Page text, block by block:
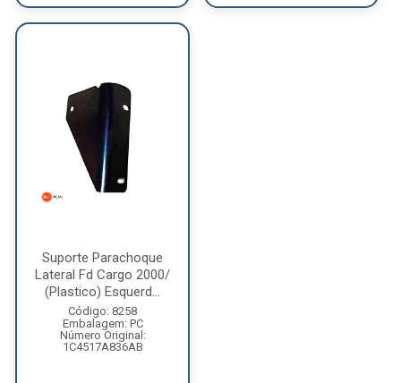
Suporte Parachoque
Lateral Fd Cargo 2000/
(Plastico) Esquerd...
Código: 8258
Embalagem: PC
Número Original:
1C4517A836AB